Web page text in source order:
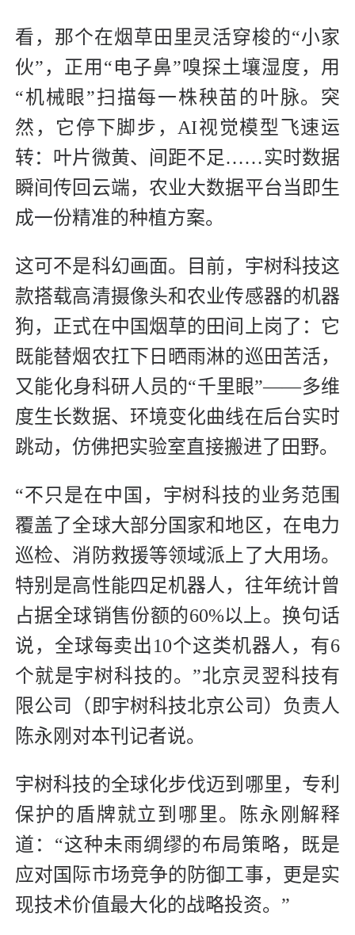
看，那个在烟草田里灵活穿梭的“小家
伙”，正用“电子鼻”嗅探土壤湿度，用
“机械眼”扫描每一株秧苗的叶脉。突
然，它停下脚步，AI视觉模型飞速运
转：叶片微黄、间距不足……实时数据
瞬间传回云端，农业大数据平台当即生
成一份精准的种植方案。
这可不是科幻画面。目前，宇树科技这
款搭载高清摄像头和农业传感器的机器
狗，正式在中国烟草的田间上岗了：它
既能替烟农扛下日晒雨淋的巡田苦活，
又能化身科研人员的“千里眼”——多维
度生长数据、环境变化曲线在后台实时
跳动，仿佛把实验室直接搬进了田野。
“不只是在中国，宇树科技的业务范围
覆盖了全球大部分国家和地区，在电力
巡检、消防救援等领域派上了大用场。
特别是高性能四足机器人，往年统计曾
占据全球销售份额的60%以上。换句话
说，全球每卖出10个这类机器人，有6
个就是宇树科技的。”北京灵翌科技有
限公司（即宇树科技北京公司）负责人
陈永刚对本刊记者说。
宇树科技的全球化步伐迈到哪里，专利
保护的盾牌就立到哪里。陈永刚解释
道：“这种未雨绸缪的布局策略，既是
应对国际市场竞争的防御工事，更是实
现技术价值最大化的战略投资。”